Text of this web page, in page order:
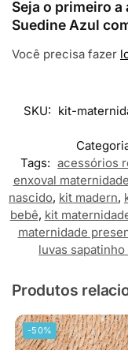
Seja o primeiro
Suedine Azul
Você precisa fazer
SKU: kit-
Tags: acessórios
enxoval
nascido, kit madern,
bebê, kit
maternidade
luvas sapatinho
Produtos
-50%